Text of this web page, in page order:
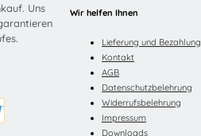
Uns
Wir helfen Ihnen
Lieferung und Bezahlung
Kontakt
AGB
Datenschutzbelehrung
Widerrufsbelehrung
Impressum
Downloads